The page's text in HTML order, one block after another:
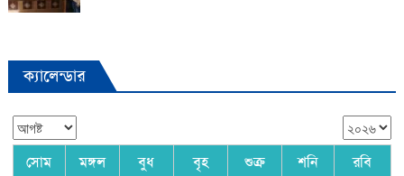
ক্যালেন্ডার
সোম মঙ্গল বুধ বৃহ শুক্র শনি রবি